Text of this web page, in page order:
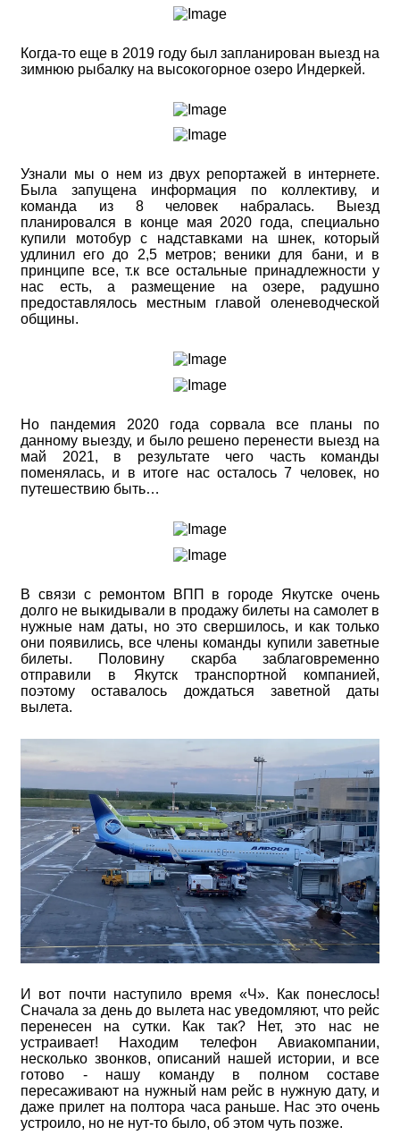
Когда-то еще в 2019 году был запланирован выезд на
зимнюю рыбалку на высокогорное озеро Индеркей.
Узнали мы о нем из двух репортажей в интернете.
Была запущена информация по коллективу, и
команда из 8 человек набралась. Выезд
планировался в конце мая 2020 года, специально
купили мотобур с надставками на шнек, который
удлинил его до 2,5 метров; веники для бани, и в
принципе все, т.к все остальные принадлежности у
нас есть, а размещение на озере, радушно
предоставлялось местным главой оленеводческой
общины.
Но пандемия 2020 года сорвала все планы по
данному выезду, и было решено перенести выезд на
май 2021, в результате чего часть команды
поменялась, и в итоге нас осталось 7 человек, но
путешествию быть…
В связи с ремонтом ВПП в городе Якутске очень
долго не выкидывали в продажу билеты на самолет в
нужные нам даты, но это свершилось, и как только
они появились, все члены команды купили заветные
билеты. Половину скарба заблаговременно
отправили в Якутск транспортной компанией,
поэтому оставалось дождаться заветной даты
вылета.
И вот почти наступило время «Ч». Как понеслось!
Сначала за день до вылета нас уведомляют, что рейс
перенесен на сутки. Как так? Нет, это нас не
устраивает! Находим телефон Авиакомпании,
несколько звонков, описаний нашей истории, и все
готово - нашу команду в полном составе
пересаживают на нужный нам рейс в нужную дату, и
даже прилет на полтора часа раньше. Нас это очень
устроило, но не нут-то было, об этом чуть позже.